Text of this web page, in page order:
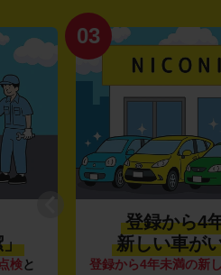
」
検と
03
登録から4
新しい車が
登録から4年未満の新